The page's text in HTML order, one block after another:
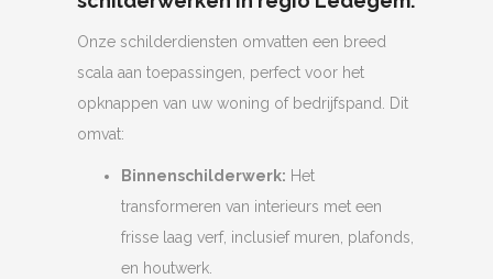
Onze schilderdiensten omvatten een breed
scala aan toepassingen, perfect voor het
opknappen van uw woning of bedrijfspand. Dit
omvat:
Binnenschilderwerk: Het
transformeren van interieurs met een
frisse laag verf, inclusief muren, plafonds,
en houtwerk.